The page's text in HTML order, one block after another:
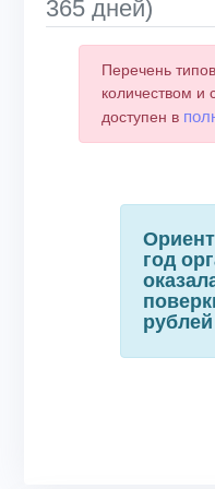
365 дней)
Перечень
количеством и
доступен в
год
рублей